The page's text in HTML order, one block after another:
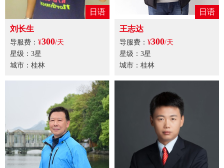
日语
刘长生
导服费： ¥300/天
星级：3星
城市：桂林
日语
王志达
导服费： ¥300/天
星级：3星
城市：桂林